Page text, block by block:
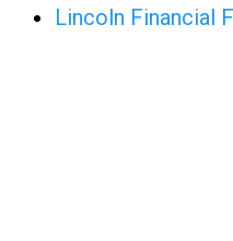
Lincoln Financial